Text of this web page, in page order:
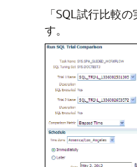
「SQL試行比較
す。